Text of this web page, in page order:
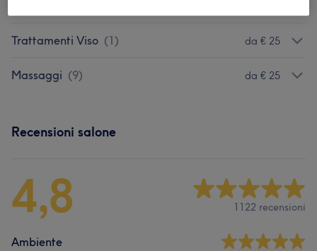
Trattamenti Viso (1) da € 25
Massaggi (9) da € 25
Recensioni salone
4,8 1122 recensioni
Ambiente